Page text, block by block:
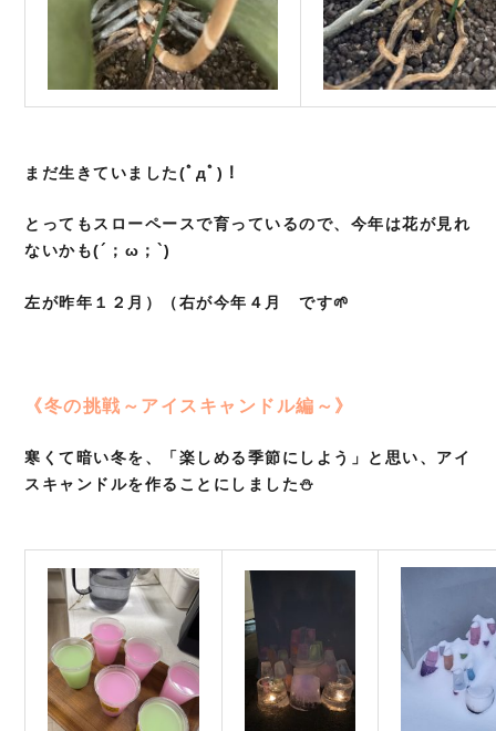
まだ生きていました(ﾟдﾟ)！
とってもスローペースで育っているので、今年は花が見れ
ないかも(´；ω；`)
左が昨年１２月）（右が今年４月 です🌱
《冬の挑戦～アイスキャンドル編～》
寒くて暗い冬を、「楽しめる季節にしよう」と思い、アイ
スキャンドルを作ることにしました⛄